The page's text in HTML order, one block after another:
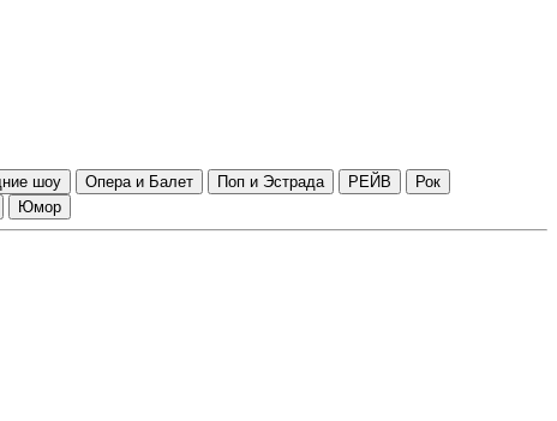
шоу Опера и Балет Поп и Эстрада РЕЙВ
Рок
Юмор